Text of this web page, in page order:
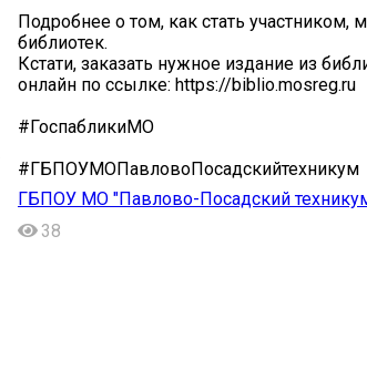
Подробнее о том, как стать
библиотек.
Кстати, заказать нужное издание из
онлайн по ссылке: https://biblio.mosreg.ru
#ГоспабликиМО
#ГБПОУМОПавловоПосадскийтехникум
ГБПОУ МО "Павлово-Посадский
38